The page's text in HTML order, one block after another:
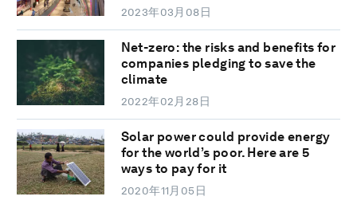
2023年03月08日
Net-zero: the risks and benefits for
companies pledging to save the
climate
2022年02月28日
Solar power could provide energy
for the world’s poor. Here are 5
ways to pay for it
2020年11月05日